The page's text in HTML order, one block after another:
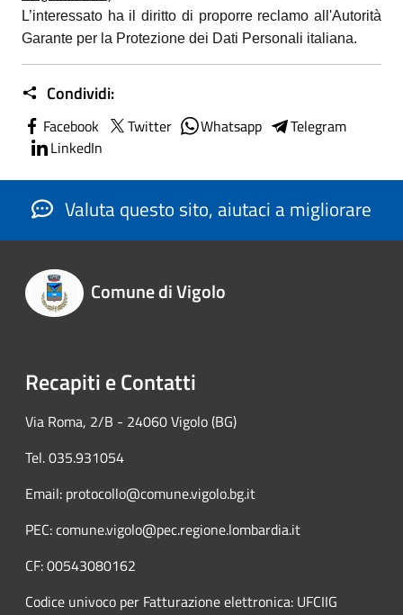
L’interessato ha il diritto di proporre reclamo all'Autorità
Garante per la Protezione dei Dati Personali italiana.
Condividi:
Facebook Twitter Whatsapp
Telegram
LinkedIn
Valuta questo sito, aiutaci a migliorare
Comune di Vigolo
Recapiti e Contatti
Via Roma, 2/B - 24060 Vigolo (BG)
Tel. 035.931054
Email: protocollo@comune.vigolo.bg.it
PEC: comune.vigolo@pec.regione.lombardia.it
CF: 00543080162
Codice univoco per Fatturazione elettronica: UFCIIG